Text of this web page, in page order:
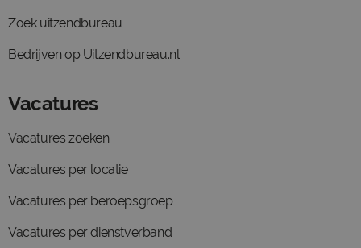
Zoek uitzendbureau
Bedrijven op Uitzendbureau.nl
Vacatures
Vacatures zoeken
Vacatures per locatie
Vacatures per beroepsgroep
Vacatures per dienstverband